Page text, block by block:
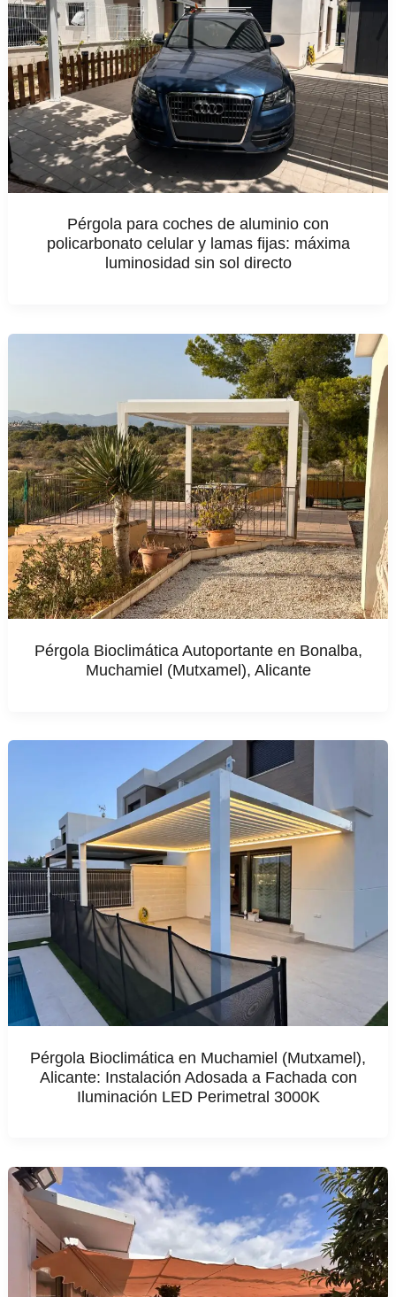
Pérgola para coches de aluminio con
policarbonato celular y lamas fijas: máxima
luminosidad sin sol directo
Pérgola Bioclimática Autoportante en Bonalba,
Muchamiel (Mutxamel), Alicante
Pérgola Bioclimática en Muchamiel (Mutxamel),
Alicante: Instalación Adosada a Fachada con
Iluminación LED Perimetral 3000K